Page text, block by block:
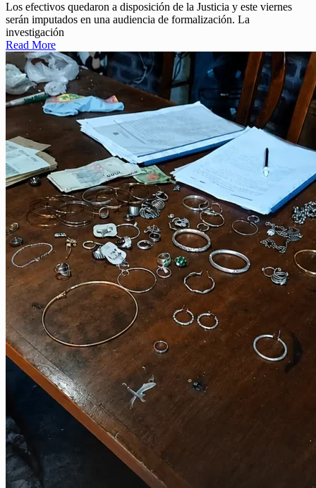
Los efectivos quedaron a disposición de la Justicia y este viernes
serán imputados en una audiencia de formalización. La
investigación
Read More